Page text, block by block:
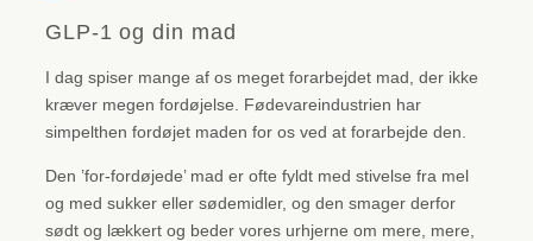
GLP-1 og din mad
I dag spiser mange af os meget forarbejdet mad, der ikke
kræver megen fordøjelse. Fødevareindustrien har
simpelthen fordøjet maden for os ved at forarbejde den.
Den ’for-fordøjede’ mad er ofte fyldt med stivelse fra mel
og med sukker eller sødemidler, og den smager derfor
sødt og lækkert og beder vores urhjerne om mere, mere,